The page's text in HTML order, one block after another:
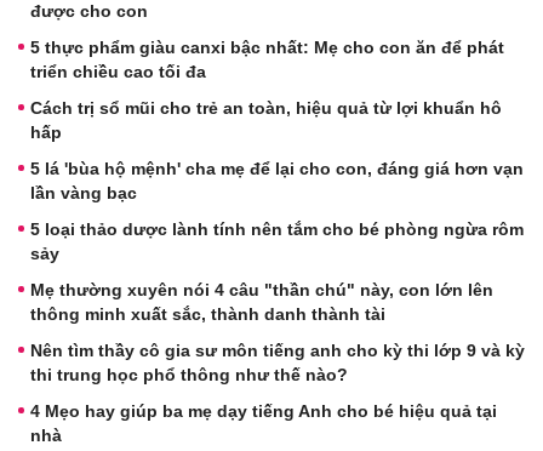
được cho con
5 thực phẩm giàu canxi bậc nhất: Mẹ cho con ăn để phát
triển chiều cao tối đa
Cách trị sổ mũi cho trẻ an toàn, hiệu quả từ lợi khuẩn hô
hấp
5 lá 'bùa hộ mệnh' cha mẹ để lại cho con, đáng giá hơn vạn
lần vàng bạc
5 loại thảo dược lành tính nên tắm cho bé phòng ngừa rôm
sảy
Mẹ thường xuyên nói 4 câu "thần chú" này, con lớn lên
thông minh xuất sắc, thành danh thành tài
Nên tìm thầy cô gia sư môn tiếng anh cho kỳ thi lớp 9 và kỳ
thi trung học phổ thông như thế nào?
4 Mẹo hay giúp ba mẹ dạy tiếng Anh cho bé hiệu quả tại
nhà